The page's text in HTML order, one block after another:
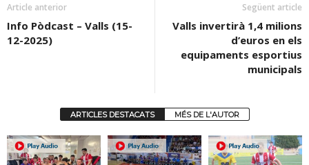
Article anterior
Info Pòdcast – Valls (15-
12-2025)
Següent article
Valls invertirà 1,4 milions
d’euros en els
equipaments esportius
municipals
ARTICLES DESTACATS MÉS DE L'AUTOR